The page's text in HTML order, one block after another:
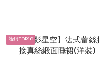
熱銷TOP10